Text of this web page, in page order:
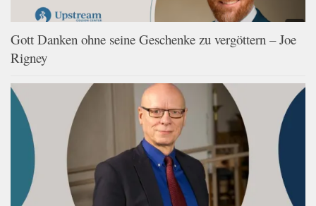
Gott Danken ohne seine Geschenke zu vergöttern – Joe
Rigney